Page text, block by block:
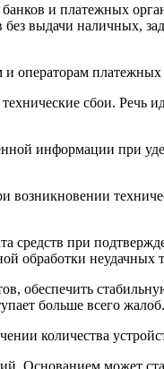
банков и платежных
выдачи наличных,
операторам платежных
сбои. Речь
информации при
средств при
обработки неудачных
обеспечить
больше всего жалоб.
количества
Основанием может